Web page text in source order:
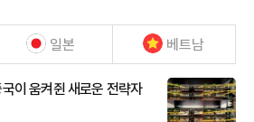
일본 베트남
이 움켜쥔 새로운 전략자